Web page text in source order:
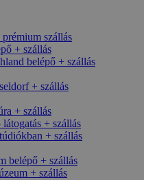
szállás
+ szállás
belépő + szállás
+ szállás
+ szállás
+ szállás
+ szállás
belépő + szállás
+ szállás